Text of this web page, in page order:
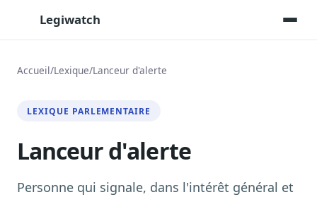
Legiwatch
Posez vos questions, réponses sourcées
Transcriptions IA
Toutes les séances AN/Sénat transcrites
Synthèses IA
Accueil/Lexique/Lanceur d'alerte
LEXIQUE PARLEMENTAIRE
Lanceur d'alerte
Personne qui signale, dans l'intérêt général et